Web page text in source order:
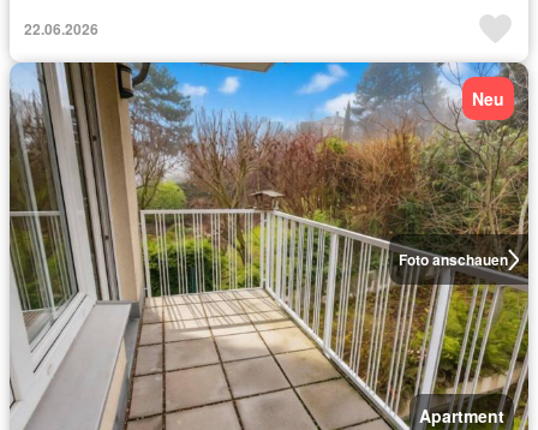
22.06.2026
Foto anschauen
Neu
Apartment